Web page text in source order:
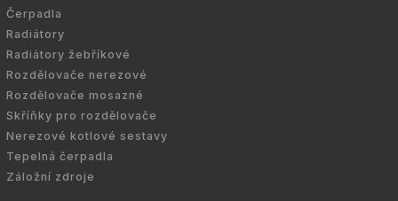
Čerpadla
Radiátory
Radiátory žebříkové
Rozdělovače nerezové
Rozdělovače mosazné
Skříňky pro rozdělovače
Nerezové kotlové sestavy
Tepelná čerpadla
Záložní zdroje